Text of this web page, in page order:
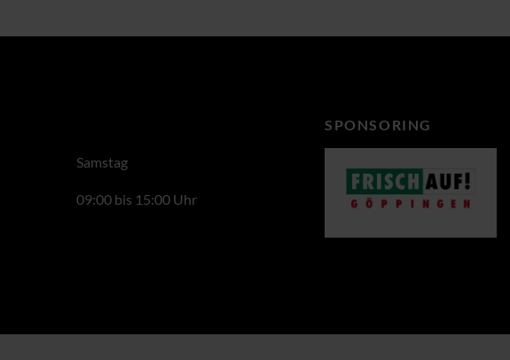
Samstag
09:00 bis 15:00 Uhr
SPONSORING